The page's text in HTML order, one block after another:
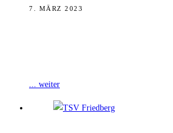
7. MÄRZ 2023
... weiter